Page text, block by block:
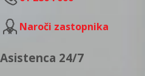
Naroči zastopnika
Asistenca 24/7